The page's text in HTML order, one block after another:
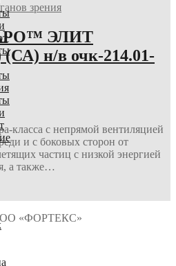
зрения
ЭЛИТ
(СА) н/в очк-214.01-
класса с непрямой вентиляцией
и с боковых сторон от
частиц с низкой энергией
а также…
«ФОРТЕКС»